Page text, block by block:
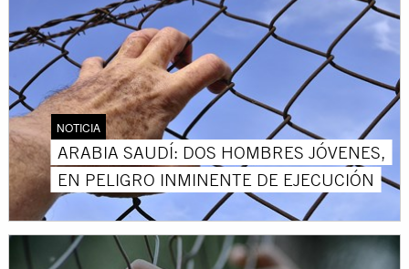
NOTICIA
ARABIA SAUDÍ: DOS HOMBRES JÓVENES,
EN PELIGRO INMINENTE DE EJECUCIÓN